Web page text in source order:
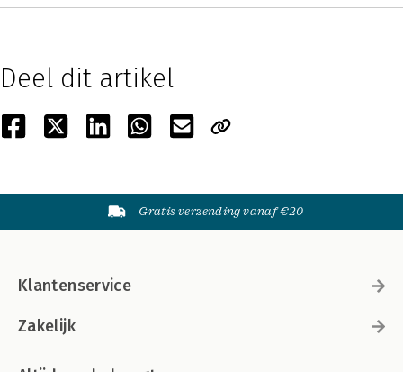
Deel dit artikel
Gratis verzending vanaf €20
Klantenservice
Zakelijk